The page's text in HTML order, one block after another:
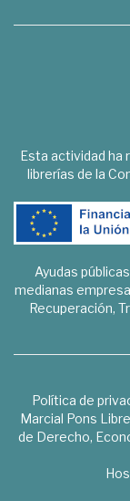
Esta actividad ha
librerías de la
Ayudas
medianas
Recuperación,
Política de
Marcial Pons
de Derecho,